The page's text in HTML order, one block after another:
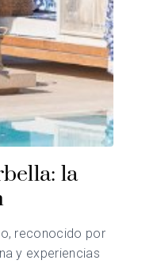
la
reconocido por
y experiencias